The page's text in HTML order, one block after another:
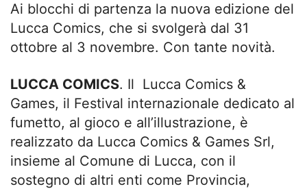
Ai blocchi di partenza la nuova edizione del
Lucca Comics, che si svolgerà dal 31
ottobre al 3 novembre. Con tante novità.
LUCCA COMICS. Il Lucca Comics &
Games, il Festival internazionale dedicato al
fumetto, al gioco e all’illustrazione, è
realizzato da Lucca Comics & Games Srl,
insieme al Comune di Lucca, con il
sostegno di altri enti come Provincia,